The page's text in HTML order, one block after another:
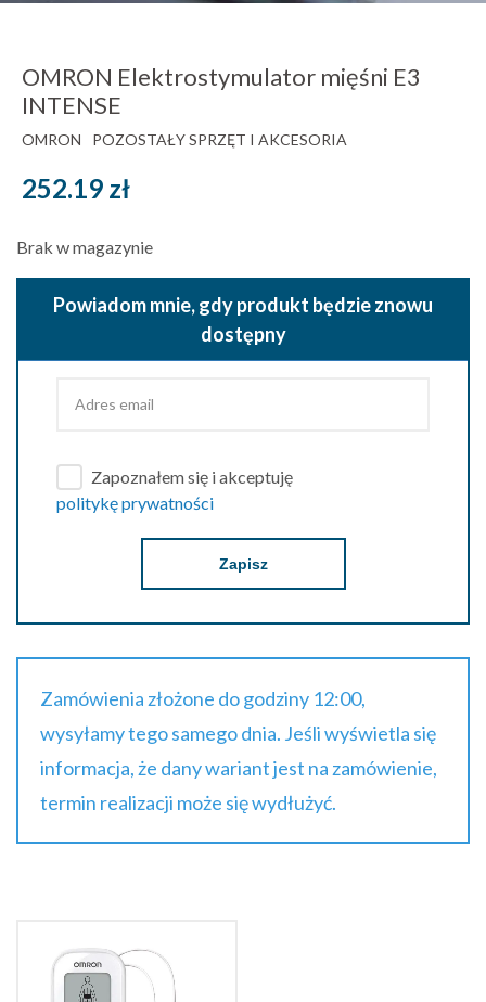
OMRON Elektrostymulator mięśni E3
INTENSE
OMRON POZOSTAŁY SPRZĘT I AKCESORIA
252.19 zł
Brak w magazynie
Powiadom mnie, gdy produkt będzie znowu
dostępny
Zapoznałem się i akceptuję
politykę prywatności
Zapisz
Zamówienia złożone do godziny 12:00,
wysyłamy tego samego dnia. Jeśli wyświetla się
informacja, że dany wariant jest na zamówienie,
termin realizacji może się wydłużyć.